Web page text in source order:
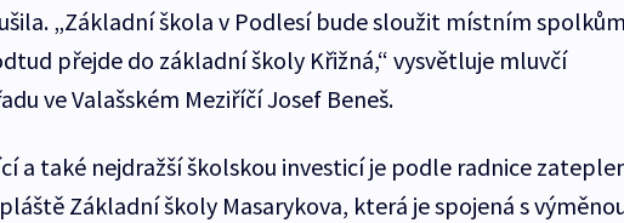
„Základní škola v Podlesí bude sloužit místním
přejde do základní školy Křižná,“ vysvětluje mluvčí
ve Valašském Meziříčí Josef Beneš.
a také nejdražší školskou investicí je podle radnice
Základní školy Masarykova, která je spojená s